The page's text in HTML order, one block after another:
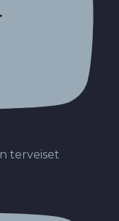
terveiset